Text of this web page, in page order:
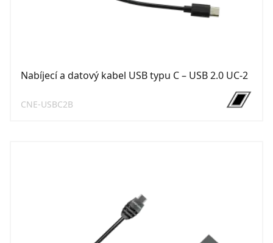
Nabíjecí a datový kabel USB typu C – USB 2.0 UC-2
CNE-USBC2B